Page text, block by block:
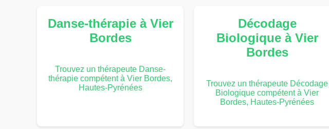
Danse-thérapie à Vier
Bordes
Trouvez un thérapeute Danse-
thérapie compétent à Vier Bordes,
Hautes-Pyrénées
Décodage
Biologique à Vier
Bordes
Trouvez un thérapeute Décodage
Biologique compétent à Vier
Bordes, Hautes-Pyrénées